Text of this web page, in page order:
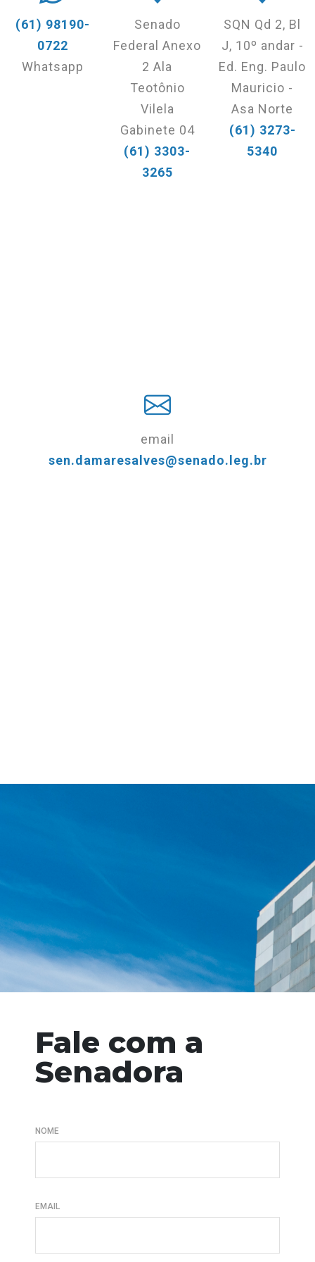
(61) 98190-
0722
Whatsapp
Senado
Federal Anexo
2 Ala
Teotônio
Vilela
Gabinete 04
(61) 3303-
3265
SQN Qd 2, Bl
J, 10º andar -
Ed. Eng. Paulo
Mauricio -
Asa Norte
(61) 3273-
5340
email
sen.damaresalves@senado.leg.br
Fale com a
Senadora
NOME
EMAIL